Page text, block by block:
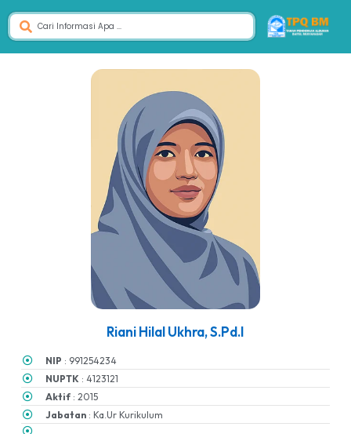
Riani Hilal Ukhra, S.Pd.I
NIP : 991254234
NUPTK : 4123121
Aktif : 2015
Jabatan : Ka.Ur Kurikulum